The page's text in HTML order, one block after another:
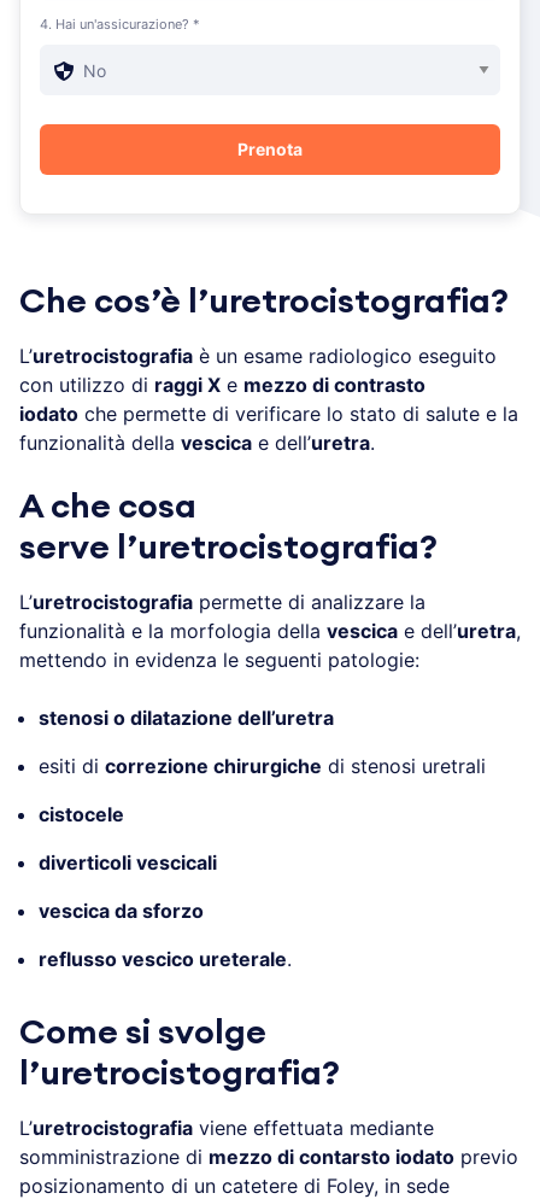
4. Hai un'assicurazione? *
Che cos’è l’uretrocistografia?
L’uretrocistografia è un esame radiologico eseguito
con utilizzo di raggi X e mezzo di contrasto
iodato che permette di verificare lo stato di salute e la
funzionalità della vescica e dell’uretra.
A che cosa
serve l’uretrocistografia?
L’uretrocistografia permette di analizzare la
funzionalità e la morfologia della vescica e dell’uretra,
mettendo in evidenza le seguenti patologie:
stenosi o dilatazione dell’uretra
esiti di correzione chirurgiche di stenosi uretrali
cistocele
diverticoli vescicali
vescica da sforzo
reflusso vescico ureterale.
Come si svolge
l’uretrocistografia?
L’uretrocistografia viene effettuata mediante
somministrazione di mezzo di contarsto iodato previo
posizionamento di un catetere di Foley, in sede